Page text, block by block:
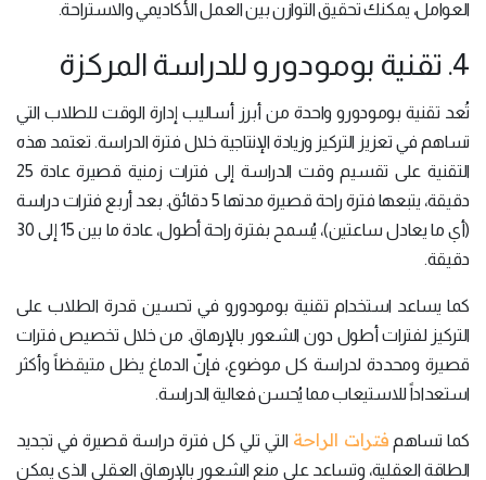
العوامل، يمكنك تحقيق التوازن بين العمل الأكاديمي والاستراحة.
4. تقنية بومودورو للدراسة المركزة
تُعد تقنية بومودورو واحدة من أبرز أساليب إدارة الوقت للطلاب التي
تساهم في تعزيز التركيز وزيادة الإنتاجية خلال فترة الدراسة. تعتمد هذه
التقنية على تقسيم وقت الدراسة إلى فترات زمنية قصيرة عادة 25
دقيقة، يتبعها فترة راحة قصيرة مدتها 5 دقائق. بعد أربع فترات دراسة
(أي ما يعادل ساعتين)، يُسمح بفترة راحة أطول، عادة ما بين 15 إلى 30
دقيقة.
كما يساعد استخدام تقنية بومودورو في تحسين قدرة الطلاب على
التركيز لفترات أطول دون الشعور بالإرهاق. من خلال تخصيص فترات
قصيرة ومحددة لدراسة كل موضوع، فإنّ الدماغ يظل متيقظاً وأكثر
استعداداً للاستيعاب مما يُحسن فعالية الدراسة.
كما تساهم فترات الراحة التي تلي كل فترة دراسة قصيرة في تجديد
الطاقة العقلية، وتساعد على منع الشعور بالإرهاق العقلي الذي يمكن